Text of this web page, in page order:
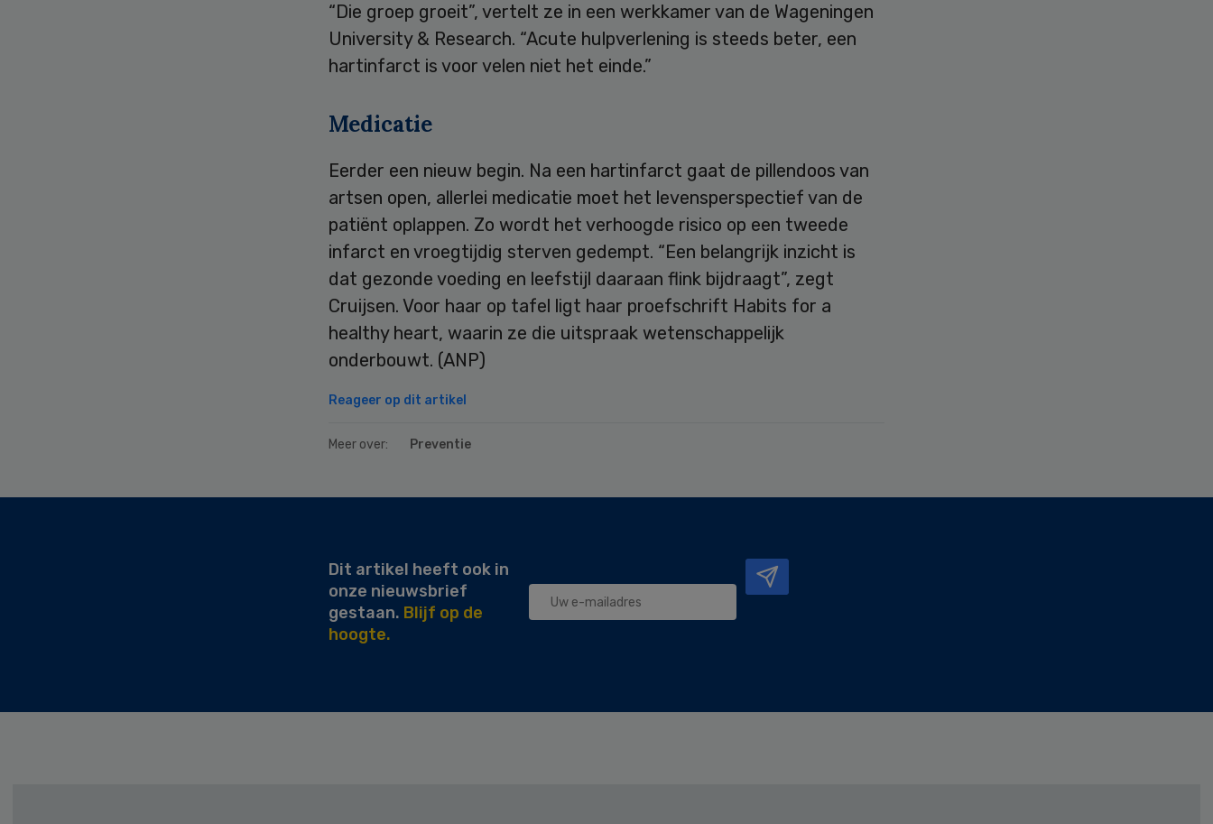
“Die groep groeit”, vertelt ze in een werkkamer van de Wageningen
University & Research. “Acute hulpverlening is steeds beter, een
hartinfarct is voor velen niet het einde.”
Medicatie
Eerder een nieuw begin. Na een hartinfarct gaat de pillendoos van
artsen open, allerlei medicatie moet het levensperspectief van de
patiënt oplappen. Zo wordt het verhoogde risico op een tweede
infarct en vroegtijdig sterven gedempt. “Een belangrijk inzicht is
dat gezonde voeding en leefstijl daaraan flink bijdraagt”, zegt
Cruijsen. Voor haar op tafel ligt haar proefschrift Habits for a
healthy heart, waarin ze die uitspraak wetenschappelijk
onderbouwt. (ANP)
Reageer op dit artikel
Meer over: Preventie
Dit artikel heeft ook in
onze nieuwsbrief
gestaan. Blijf op de
hoogte.